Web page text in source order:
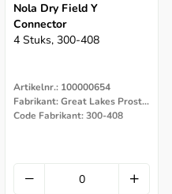
Nola Dry Field Y
Connector
4 Stuks, 300-408
Artikelnr.: 100000654
Fabrikant: Great Lakes Prostodontics
Code Fabrikant: 300-408